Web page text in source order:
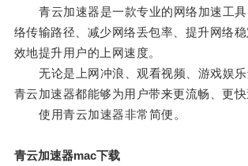
青云加速器是一款专业的网络加速工具
络传输路径、减少网络丢包率、提升网络
效地提升用户的上网速度。
无论是上网冲浪、观看视频、游戏娱乐
青云加速器都能够为用户带来更流畅、更快
使用青云加速器非常简便。
青云加速器mac下载